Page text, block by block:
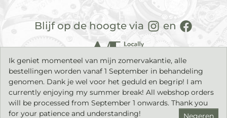
Blijf op de hoogte via en
2026©IK sieraden | Handgemaakte sieraden met een tijdloos
karakter. |Privacyverklaring|Algemene voorwaarden|
Ik geniet momenteel van mijn zomervakantie, alle
bestellingen worden vanaf 1 September in behandeling
genomen. Dank je wel voor het geduld en begrip! I am
currently enjoying my summer break! All webshop orders
will be processed from September 1 onwards. Thank you
for your patience and understanding!
Negeren